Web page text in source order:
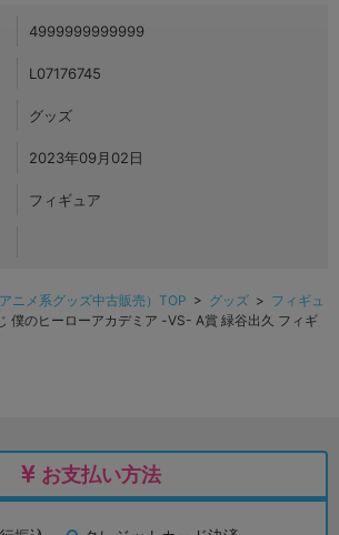
4999999999999
L07176745
グッズ
2023年09月02日
フィギュア
ニメ系グッズ中古販売）TOP > グッズ > フィギュ
僕のヒーローアカデミア -VS- A賞 緑谷出久 フィギ
お支払い方法